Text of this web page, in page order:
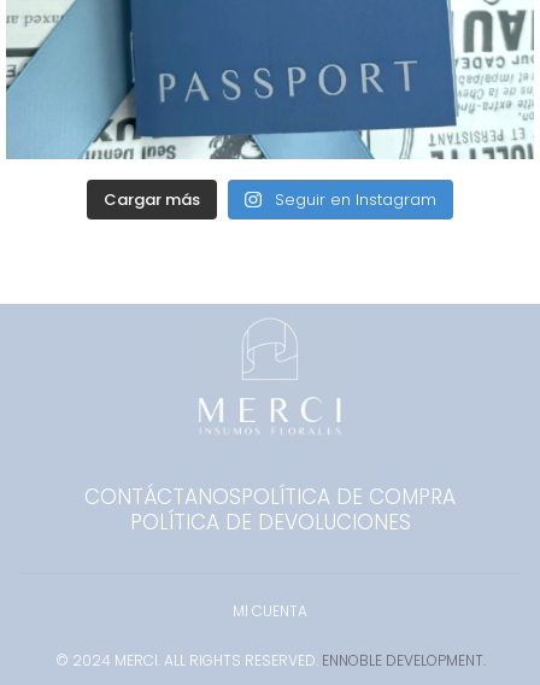
Cargar más Seguir en Instagram
CONTÁCTANOSPOLÍTICA DE COMPRA
POLÍTICA DE DEVOLUCIONES
© 2024 MERCI. ALL RIGHTS RESERVED. ENNOBLE DEVELOPMENT.
MI CUENTA